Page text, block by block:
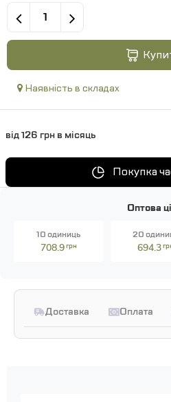
Наявність в складах
від 126 грн в місяць
Покупка
Оптова
10 одиниць
708.9грн
20
694.3
Доставка Оплата